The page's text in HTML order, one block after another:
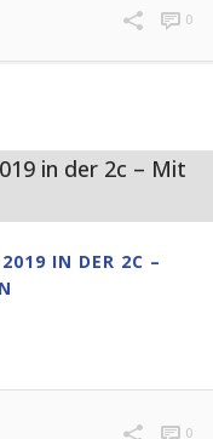
0
2019 IN DER 2C –
0